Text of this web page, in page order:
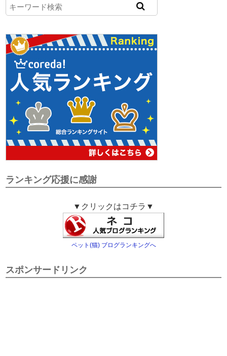
ランキング応援に感謝
▼クリックはコチラ▼
ペット(猫) ブログランキングへ
スポンサードリンク